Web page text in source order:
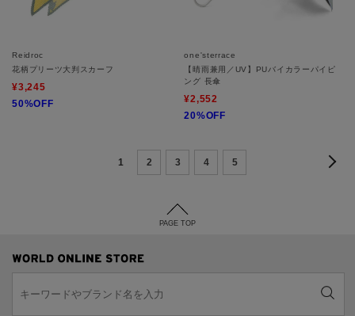
Reidroc
花柄プリーツ大判スカーフ
¥3,245
50%OFF
one'sterrace
【晴雨兼用／UV】PUバイカラーパイピ
ング 長傘
¥2,552
20%OFF
1 2 3 4 5
PAGE TOP